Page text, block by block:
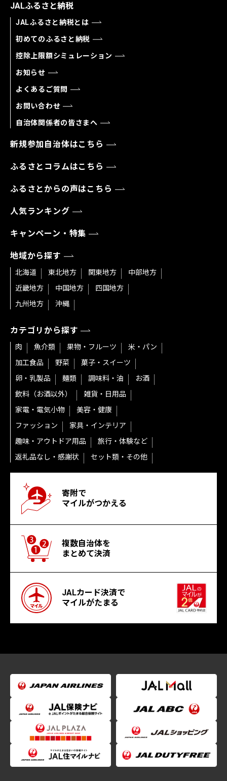
JALふるさと納税
JALふるさと納税とは
初めてのふるさと納税
控除上限額シミュレーション
お知らせ
よくあるご質問
お問い合わせ
自治体関係者の皆さまへ
新規参加自治体はこちら
ふるさとコラムはこちら
ふるさとからの声はこちら
人気ランキング
キャンペーン・特集
地域から探す
北海道 東北地方 関東地方
中部地方
近畿地方
中国地方
四国地方
九州地方
沖縄
カテゴリから探す
肉 魚介類 果物・フルーツ
米・パン
加工食品
野菜
菓子・スイーツ
卵・乳製品
麺類 調味料・油
お酒
飲料（お酒以外）
雑貨・日用品
家電・電気小物
美容・健康
ファッション
家具・インテリア
趣味・アウトドア用品
旅行・体験など
返礼品なし・感謝状
セット類・その他
寄附で
マイルがつかえる
複数自治体を
まとめて決済
JALカード決済で
マイルがたまる